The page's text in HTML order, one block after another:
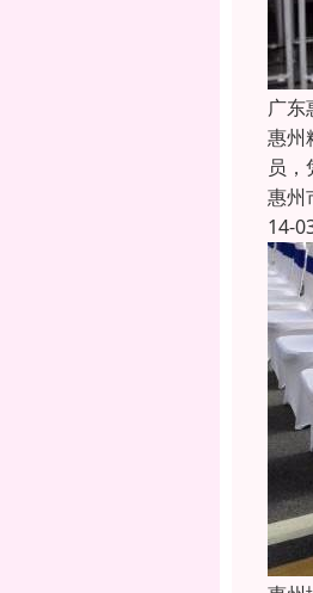
广东
惠州
员
惠州
14-